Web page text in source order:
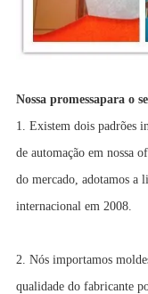
Nossa promessapara o
1. Existem dois padrões
de automação em nossa
do mercado, adotamos a
internacional em 2008.
2. Nós importamos
qualidade do fabricante